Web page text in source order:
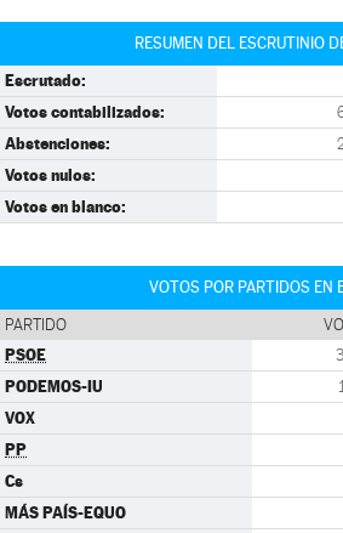
RESUMEN DEL ESCRUTINIO
Escrutado:
Votos contabilizados:
Abstenciones:
Votos nulos:
Votos en blanco:
VOTOS POR PARTIDOS EN
PARTIDO
PSOE
PODEMOS-IU
VOX
PP
Cs
MÁS PAÍS-EQUO